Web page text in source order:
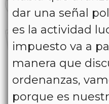
dar una señal
es la actividad
impuesto va a
manera que
ordenanzas,
porque es